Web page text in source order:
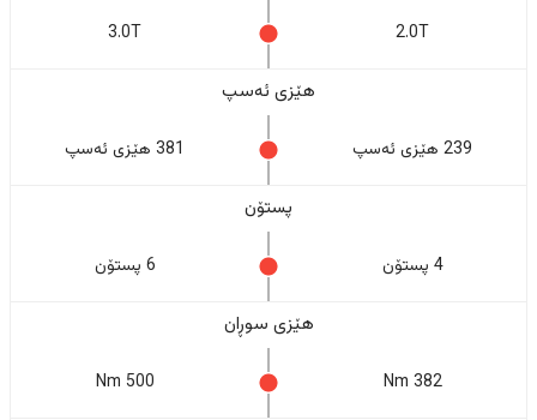
2.0T
3.0T
هێزی ئەسپ
239 هێزی ئەسپ 381 هێزی ئەسپ
پستۆن
4 پستۆن 6 پستۆن
هێزی سوڕان
382 Nm
500 Nm